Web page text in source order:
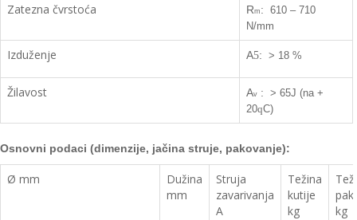
Zatezna čvrstoća Rm: 610 – 710
N/mm
Izduženje A5: > 18 %
Žilavost Av : > 65J (na +
20qC)
Osnovni podaci (dimenzije, jačina struje, pakovanje):
Ø mm
Dužina
mm
Struja
zavarivanja
A
Težina
kutije
kg
kg